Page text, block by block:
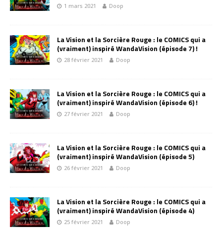
1 mars 2021 Doop
La Vision et la Sorcière Rouge : le COMICS qui a
(vraiment) inspiré WandaVision (épisode 7) !
28 février 2021 Doop
La Vision et la Sorcière Rouge : le COMICS qui a
(vraiment) inspiré WandaVision (épisode 6) !
27 février 2021 Doop
La Vision et la Sorcière Rouge : le COMICS qui a
(vraiment) inspiré WandaVision (épisode 5)
26 février 2021 Doop
La Vision et la Sorcière Rouge : le COMICS qui a
(vraiment) inspiré WandaVision (épisode 4)
25 février 2021 Doop